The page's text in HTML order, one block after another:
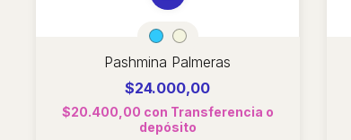
Pashmina Palmeras
$24.000,00
$20.400,00 con Transferencia o
depósito